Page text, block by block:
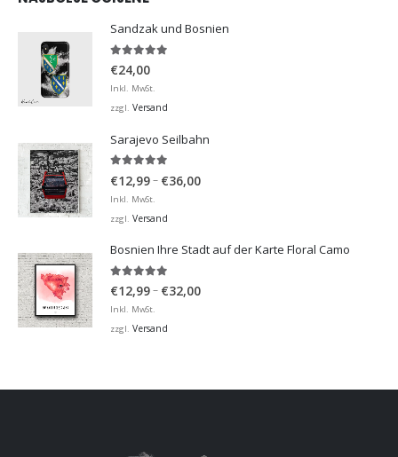
Sandzak und Bosnien
5.00von 5
€24,00
Inkl. MwSt.
zzgl. Versand
Sarajevo Seilbahn
€12,99– €36,00Preisspanne:
Inkl. MwSt.
zzgl. Versand
Bosnien Ihre Stadt auf der Karte Floral Camo
5.00von 5
€12,99– €32,00Preisspanne:
Inkl. MwSt.
zzgl. Versand